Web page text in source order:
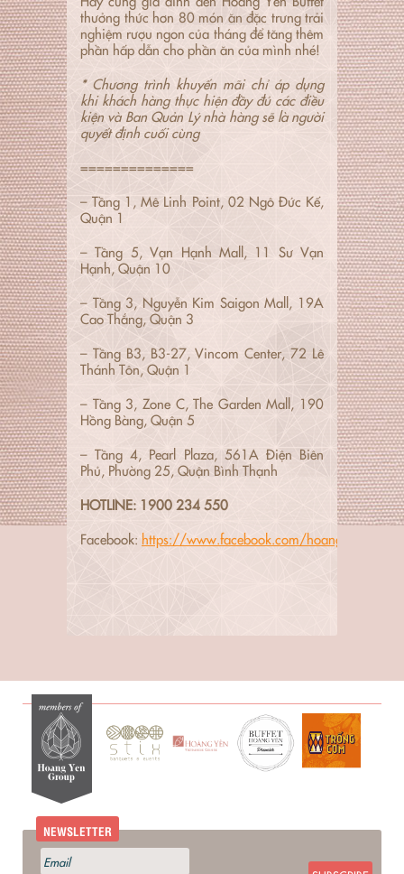
thưởng thức hơn 80 món ăn đặc trưng trải
nghiệm rượu ngon của tháng để tăng thêm
phần hấp dẫn cho phần ăn của mình nhé!
* Chương trình khuyến mãi chỉ áp dụng
khi khách hàng thực hiện đầy đủ các điều
kiện và Ban Quản Lý nhà hàng sẽ là người
quyết định cuối cùng
==============
– Tầng 1, Mê Linh Point, 02 Ngô Đức Kế,
Quận 1
– Tầng 5, Vạn Hạnh Mall, 11 Sư Vạn
Hạnh, Quận 10
– Tầng 3, Nguyễn Kim Saigon Mall, 19A
Cao Thắng, Quận 3
– Tầng B3, B3-27, Vincom Center, 72 Lê
Thánh Tôn, Quận 1
– Tầng 3, Zone C, The Garden Mall, 190
Hồng Bàng, Quận 5
– Tầng 4, Pearl Plaza, 561A Điện Biên
Phủ, Phường 25, Quận Bình Thạnh
HOTLINE: 1900 234 550
Facebook: https://www.facebook.com/hoangyenbuffet/
NEWSLETTER